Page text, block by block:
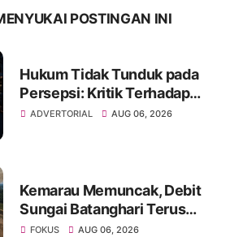
POSTINGAN INI
Hukum Tidak Tunduk pada
Persepsi: Kritik Terhadap
Monopoli Kebenaran oleh
ADVERTORIAL AUG 06, 2026
Kemarau Memuncak, Debit
Sungai Batanghari Terus
Menyusut, Jambi Hadapi
FOKUS AUG 06, 2026